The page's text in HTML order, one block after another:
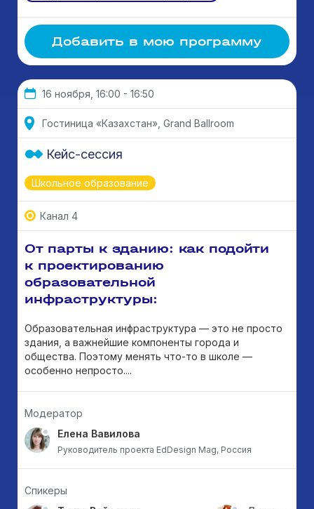
Добавить в мою программу
16 ноября, 16:00 - 16:50
Гостиница «Казахстан», Grand Ballroom
Школьное образование
Кейс-сессия
Канал 4
От парты к зданию: как подойти
к проектированию
образовательной
инфраструктуры:
Образовательная инфраструктура — это не просто
здания, а важнейшие компоненты города и
общества. Поэтому менять что-то в школе —
особенно непросто....
Модератор
Елена Вавилова
Руководитель проекта EdDesign Mag, Россия
Спикеры